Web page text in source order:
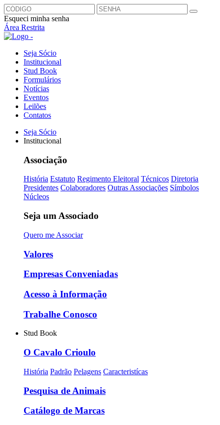
Esqueci minha senha
Área Restrita
Seja Sócio
Institucional
Stud Book
Formulários
Notícias
Eventos
Leilões
Contatos
Seja Sócio
Institucional
Associação
História Estatuto Regimento Eleitoral Técnicos Diretoria
Presidentes Colaboradores Outras Associações Símbolos
Núcleos
Seja um Associado
Quero me Associar
Valores
Empresas Conveniadas
Acesso à Informação
Trabalhe Conosco
Stud Book
O Cavalo Crioulo
História Padrão Pelagens Caracteristícas
Pesquisa de Animais
Catálogo de Marcas